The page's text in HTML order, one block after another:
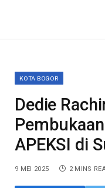
KOTA BOGOR
Dedie
APEKSI di
9 MEI 2025 2 MINS